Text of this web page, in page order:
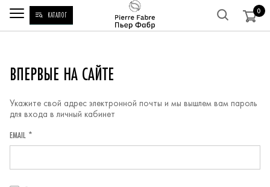
КАТАЛОГ 0
РЕГИСТРАЦИЯ
ВПЕРВЫЕ НА САЙТЕ
Укажите свой адрес электронной почты и мы вышлем вам пароль
для входа в личный кабинет
EMAIL *